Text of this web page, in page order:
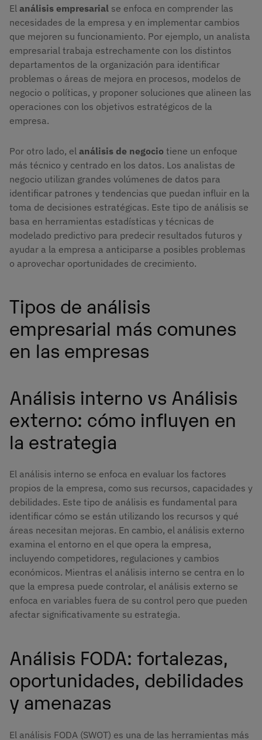
El análisis empresarial se enfoca en comprender las
necesidades de la empresa y en implementar cambios
que mejoren su funcionamiento. Por ejemplo, un analista
empresarial trabaja estrechamente con los distintos
departamentos de la organización para identificar
problemas o áreas de mejora en procesos, modelos de
negocio o políticas, y proponer soluciones que alineen las
operaciones con los objetivos estratégicos de la
empresa.
Por otro lado, el análisis de negocio tiene un enfoque
más técnico y centrado en los datos. Los analistas de
negocio utilizan grandes volúmenes de datos para
identificar patrones y tendencias que puedan influir en la
toma de decisiones estratégicas. Este tipo de análisis se
basa en herramientas estadísticas y técnicas de
modelado predictivo para predecir resultados futuros y
ayudar a la empresa a anticiparse a posibles problemas
o aprovechar oportunidades de crecimiento.
Tipos de análisis
empresarial más comunes
en las empresas
Análisis interno vs Análisis
externo: cómo influyen en
la estrategia
El análisis interno se enfoca en evaluar los factores
propios de la empresa, como sus recursos, capacidades y
debilidades. Este tipo de análisis es fundamental para
identificar cómo se están utilizando los recursos y qué
áreas necesitan mejoras. En cambio, el análisis externo
examina el entorno en el que opera la empresa,
incluyendo competidores, regulaciones y cambios
económicos. Mientras el análisis interno se centra en lo
que la empresa puede controlar, el análisis externo se
enfoca en variables fuera de su control pero que pueden
afectar significativamente su estrategia​.
Análisis FODA: fortalezas,
oportunidades, debilidades
y amenazas
El análisis FODA (SWOT) es una de las herramientas más